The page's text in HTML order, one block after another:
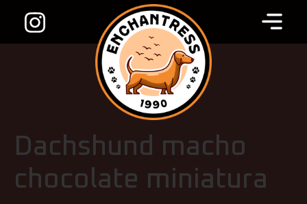
Dachshund macho
chocolate miniatura